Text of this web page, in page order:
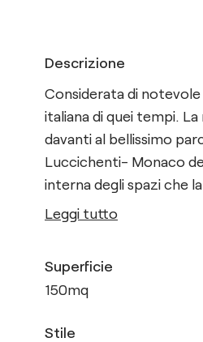
Descrizione
Considerata di
italiana di quei tempi.
davanti al bellissimo
Luccichenti- Monaco
interna degli spazi che
Leggi tutto
Superficie
150mq
Stile